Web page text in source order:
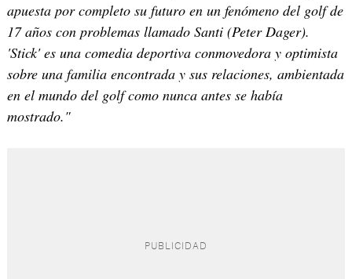
apuesta por completo su futuro en un fenómeno del golf de
17 años con problemas llamado Santi (Peter Dager).
'Stick' es una comedia deportiva conmovedora y optimista
sobre una familia encontrada y sus relaciones, ambientada
en el mundo del golf como nunca antes se había
mostrado."